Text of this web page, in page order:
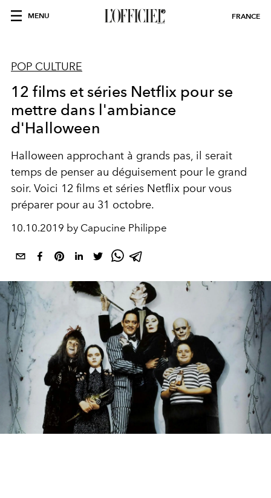
MENU FRANCE
POP CULTURE
12 films et séries Netflix pour se
mettre dans l'ambiance
d'Halloween
Halloween approchant à grands pas, il serait
temps de penser au déguisement pour le grand
soir. Voici 12 films et séries Netflix pour vous
préparer pour au 31 octobre.
10.10.2019 by Capucine Philippe